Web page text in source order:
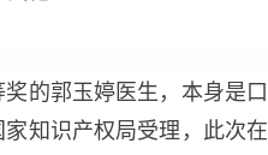
的郭玉婷医生，本身是口
知识产权局受理，此次在